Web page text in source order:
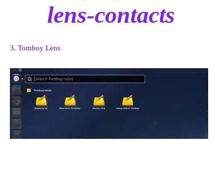
lens-contacts
3. Tomboy Lens